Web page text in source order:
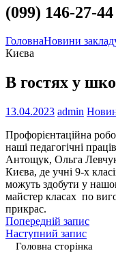
(099) 146-27-
ГоловнаНовини
Києва
В гостях у
13.04.2023 admin
Профорієнтаційна
наші педагогічні
Антощук, Ольга
Києва, де учні 9-х
можуть здобути у
майстер класах по
прикрас.
Попередній запис
Наступний запис
Головна сторінка